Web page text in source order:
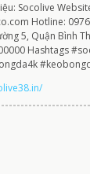
Socolive
Hotline:
5, Quận Bình
Hashtags